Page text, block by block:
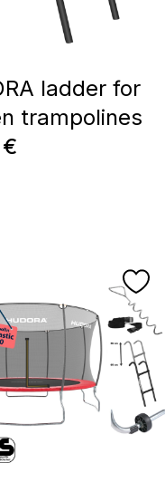
ladder for
trampolines
: